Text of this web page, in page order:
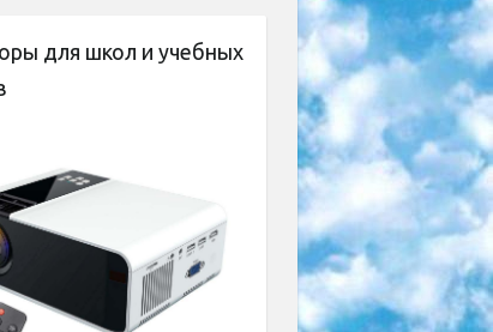
для школ и учебных